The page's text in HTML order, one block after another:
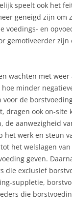
speelt ook het
geneigd zijn om
voedings- en
gemotiveerder zijn
wachten met
minder
de
dragen ook on-site
de aanwezigheid
het werk en steun
het welslagen
geven.
die exclusief
suppletie,
die